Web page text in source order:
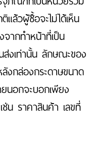
ล้วผู้ซื้อจะไม่ได้เห็น
ากทำหน้าที่เป็น
งเท่านั้น ลักษณะของ
งกล่องกระดาษขนาด
นอกจะบอกเพียง
ช่น ราคาสินค้า เลขที่